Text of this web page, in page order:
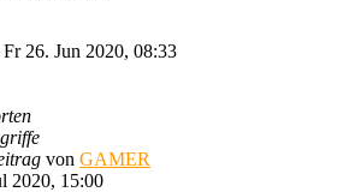
Fr 26. Jun 2020, 08:33
von GAMER
2020, 15:00